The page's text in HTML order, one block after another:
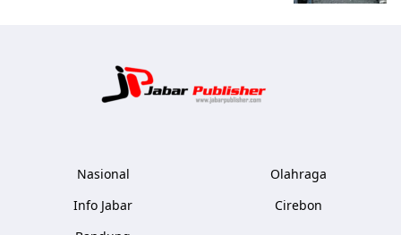
Nasional
Info Jabar
Olahraga
Cirebon